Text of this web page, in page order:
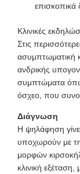
επισκοπικά
Κλινικές
Στις
ασυμπτωματική
ανδρικής
συμπτώματα
όσχεο, που
Διάγνωση
Η ψηλάφηση
υποχωρούν με
μορφών
κλινική